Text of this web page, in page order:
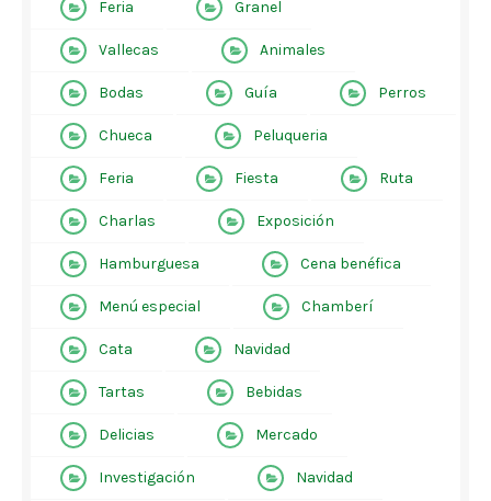
Feria Granel
Vallecas Animales
Bodas Guía Perros
Chueca Peluqueria
Feria Fiesta Ruta
Charlas Exposición
Hamburguesa Cena benéfica
Menú especial Chamberí
Cata Navidad
Tartas Bebidas
Delicias Mercado
Investigación Navidad